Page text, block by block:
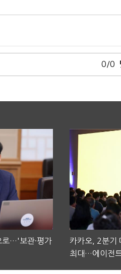
0/0
로…'보관·평가
카카오, 2분기
최대…에이전